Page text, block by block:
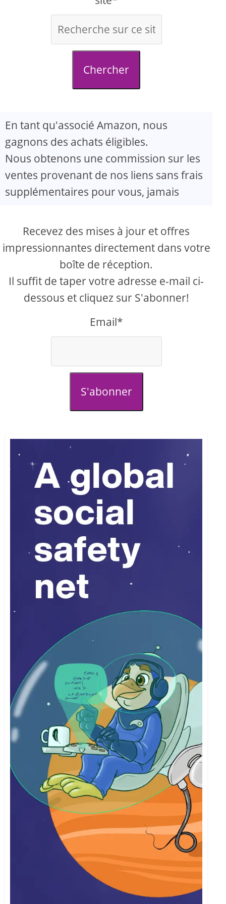
Chercher
En tant qu'associé Amazon, nous
gagnons des achats éligibles.
Nous obtenons une commission sur les
ventes provenant de nos liens sans frais
supplémentaires pour vous, jamais
Recevez des mises à jour et offres
impressionnantes directement dans votre
boîte de réception.
Il suffit de taper votre adresse e-mail ci-
dessous et cliquez sur S'abonner!
Email*
S'abonner